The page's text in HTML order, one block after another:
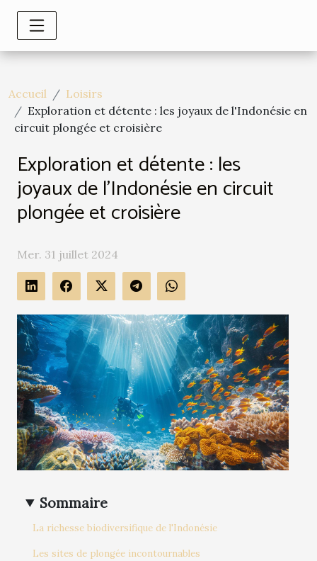
Accueil
Loisirs
Exploration et détente : les joyaux de l'Indonésie en
circuit plongée et croisière
Exploration et détente : les
joyaux de l'Indonésie en circuit
plongée et croisière
Mer. 31 juillet 2024
Sommaire
La richesse biodiversifique de l'Indonésie
Les sites de plongée incontournables